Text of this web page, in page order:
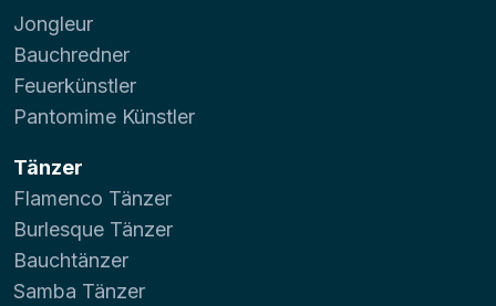
Jongleur
Bauchredner
Feuerkünstler
Pantomime Künstler
Tänzer
Flamenco Tänzer
Burlesque Tänzer
Bauchtänzer
Samba Tänzer